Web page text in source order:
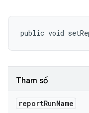
public void
Tham số
reportRunName